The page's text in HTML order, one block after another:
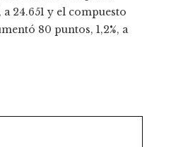
a 24.651 y el compuesto
80 puntos, 1,2%, a